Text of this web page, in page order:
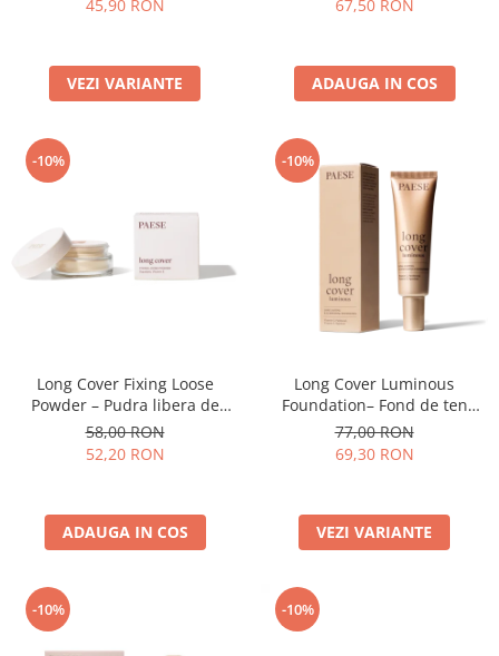
45,90 RON
VEZI VARIANTE
67,50 RON
ADAUGA IN COS
-10%
Long Cover Fixing Loose
Powder – Pudra libera de
fixare
58,00 RON
52,20 RON
ADAUGA IN COS
-10%
Long Cover Luminous
Foundation– Fond de ten
luminos
77,00 RON
69,30 RON
VEZI VARIANTE
-10% -10%